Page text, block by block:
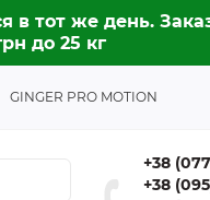
в тот же день.
до 25 кг
GINGER PRO MOTION
+38
+38